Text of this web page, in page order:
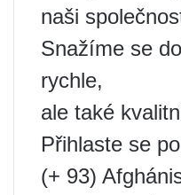
naši
Snažíme se
rychle,
ale také
Přihlaste se
(+ 93)